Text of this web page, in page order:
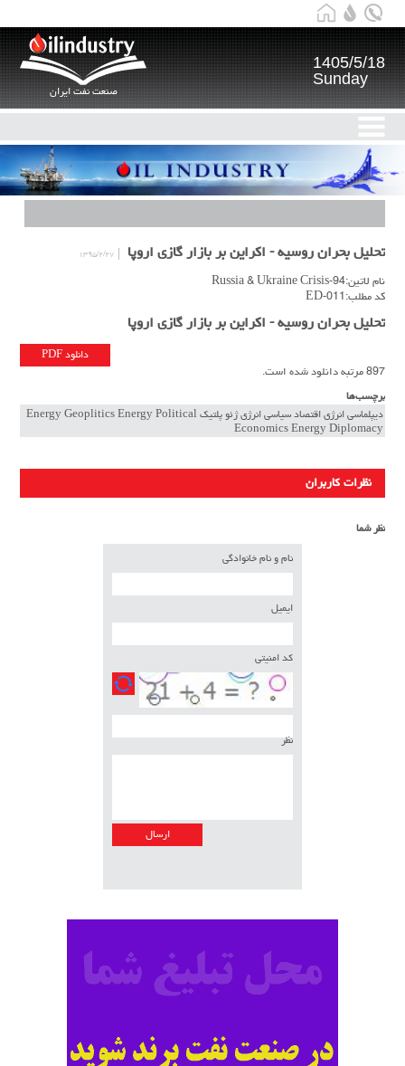
صنعت نفت ایران
1405/5/18
Sunday
تحلیل بحران روسیه - اکراین بر بازار گازی اروپا ۱۳۹۵/۲/۲۷
نام لاتین:94-Russia & Ukraine Crisis
کد مطلب:ED-011
تحلیل بحران روسیه - اکراین بر بازار گازی اروپا
دانلود PDF
897 مرتبه دانلود شده است.
برچسب‌ها
دیپلماسی انرژی اقتصاد سیاسی انرژی ژئو پلتیک Energy Geoplitics Energy Political
Economics Energy Diplomacy
نظرات کاربران
نظر شما
نام و نام خانوادگی
ایمیل
کد امنیتی
نظر